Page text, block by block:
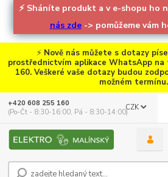
⚡ Sháníte produkt a v e-shopu ho
nás zde-> pomůžeme vám
⚡ Nově nás můžete s dotazy
prostřednictvím aplikace WhatsApp na
160. Veškeré vaše dotazy budou
možném termínu.
CZK
+420 608 255 160
(Po-Čt - 8:30-16:00, Pá - 8:30-14:00)